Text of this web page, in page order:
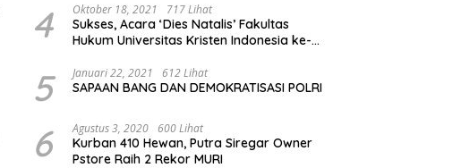
4 Oktober 18, 2021 717 Lihat
Sukses, Acara ‘Dies Natalis’ Fakultas
Hukum Universitas Kristen Indonesia ke-
5 Januari 22, 2021 612 Lihat
SAPAAN BANG DAN DEMOKRATISASI POLRI
6 Agustus 3, 2020 600 Lihat
Kurban 410 Hewan, Putra Siregar Owner
Pstore Raih 2 Rekor MURI